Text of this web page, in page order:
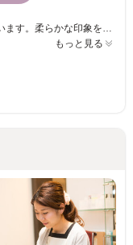
もっと見る